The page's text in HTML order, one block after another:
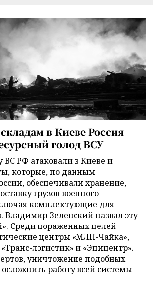
в Киеве Россия
голод ВСУ
ВС РФ атаковали в Киеве и
которые, по данным
обеспечивали хранение,
грузов военного
комплектующие для
Владимир Зеленский назвал эту
Среди пораженных целей
центры «МЛП-Чайка»,
логистик» и «Эпицентр».
уничтожение подобных
осложнить работу всей системы